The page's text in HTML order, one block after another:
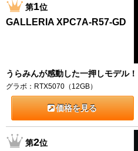
第1位
GALLERIA XPC7A-R57-GD
うらみんが感動した一押しモデル！
グラボ：RTX5070（12GB）
価格を見る
第2位